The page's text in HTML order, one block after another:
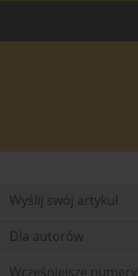
Wyślij swój artykuł
Dla autorów
Wcześniejsze numery